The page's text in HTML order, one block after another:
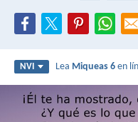
NVI Lea Miqueas 6 en